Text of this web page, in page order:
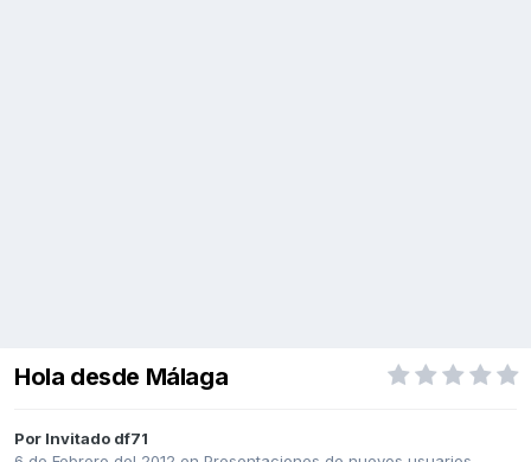
Hola desde Málaga
Por Invitado df71